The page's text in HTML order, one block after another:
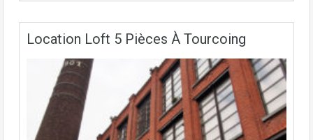
Location Loft 5 Pièces À Tourcoing